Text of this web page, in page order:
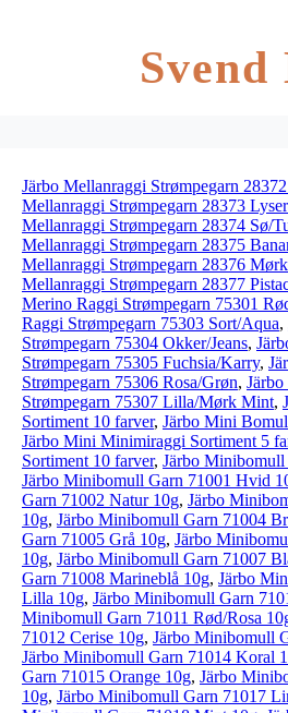
Svend
Järbo Mellanraggi Strømpegarn
Mellanraggi Strømpegarn 28373
Mellanraggi Strømpegarn 28374 Sø/
Mellanraggi Strømpegarn 28375
Mellanraggi Strømpegarn 28376
Mellanraggi Strømpegarn 28377
Merino Raggi Strømpegarn 75301
Raggi Strømpegarn 75303 Sort/Aqua,
Strømpegarn 75304 Okker/Jeans,
Strømpegarn 75305 Fuchsia/Karry,
Strømpegarn 75306 Rosa/Grøn,
Strømpegarn 75307 Lilla/Mørk Mint,
Sortiment 10 farver, Järbo Mini
Järbo Mini Minimiraggi Sortiment 5
Sortiment 10 farver, Järbo
Järbo Minibomull Garn 71001 Hvid
Garn 71002 Natur 10g, Järbo
10g, Järbo Minibomull Garn 71004
Garn 71005 Grå 10g, Järbo
10g, Järbo Minibomull Garn 71007
Garn 71008 Marineblå 10g, Järbo
Lilla 10g, Järbo Minibomull Garn
Minibomull Garn 71011 Rød/Rosa
71012 Cerise 10g, Järbo Minibomull
Järbo Minibomull Garn 71014 Koral
Garn 71015 Orange 10g, Järbo
10g, Järbo Minibomull Garn 71017